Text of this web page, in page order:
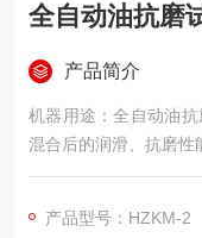
全自动油抗磨
产品简介
机器用途：全自动油
混合后的润滑、抗磨性
产品型号：HZKM-2